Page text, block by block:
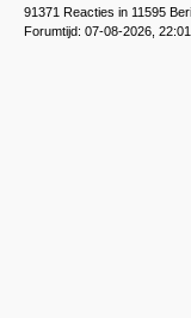
91371 Reacties in 11595
Forumtijd: 07-08-2026,